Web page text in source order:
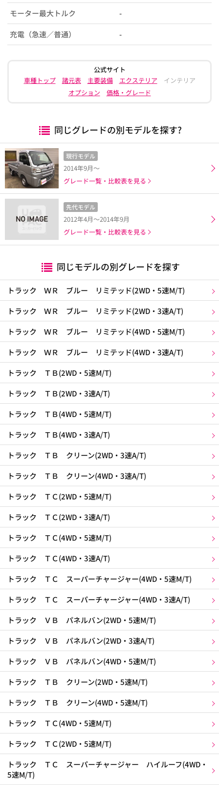
モーター最大トルク -
充電（急速／普通） -
公式サイト
車種トップ
諸元表 主要装備 エクステリア
インテリア
オプション
価格・グレード
同じグレードの別モデルを探す?
現行モデル
2014年9月～
グレード一覧・比較表を見る
先代モデル
2012年4月～2014年9月
グレード一覧・比較表を見る
同じモデルの別グレードを探す
トラック ＷＲ ブルー リミテッド(2WD・5速M/T)
トラック ＷＲ ブルー リミテッド(2WD・3速A/T)
トラック ＷＲ ブルー リミテッド(4WD・5速M/T)
トラック ＷＲ ブルー リミテッド(4WD・3速A/T)
トラック ＴＢ(2WD・5速M/T)
トラック ＴＢ(2WD・3速A/T)
トラック ＴＢ(4WD・5速M/T)
トラック ＴＢ(4WD・3速A/T)
トラック ＴＢ クリーン(2WD・3速A/T)
トラック ＴＢ クリーン(4WD・3速A/T)
トラック ＴＣ(2WD・5速M/T)
トラック ＴＣ(2WD・3速A/T)
トラック ＴＣ(4WD・5速M/T)
トラック ＴＣ(4WD・3速A/T)
トラック ＴＣ スーパーチャージャー(4WD・5速M/T)
トラック ＴＣ スーパーチャージャー(4WD・3速A/T)
トラック ＶＢ パネルバン(2WD・5速M/T)
トラック ＶＢ パネルバン(2WD・3速A/T)
トラック ＶＢ パネルバン(4WD・5速M/T)
トラック ＴＢ クリーン(2WD・5速M/T)
トラック ＴＢ クリーン(4WD・5速M/T)
トラック ＴＣ(4WD・5速M/T)
トラック ＴＣ(2WD・5速M/T)
トラック ＴＣ スーパーチャージャー ハイルーフ(4WD・
5速M/T)